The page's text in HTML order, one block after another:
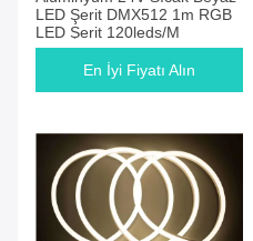
LED Şerit DMX512 1m RGB
LED Şerit 120leds/M
En İyi Fiyatı Alın